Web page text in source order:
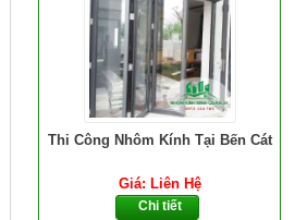
Thi Công Nhôm Kính Tại Bến Cát
Giá: Liên Hệ
Chi tiết